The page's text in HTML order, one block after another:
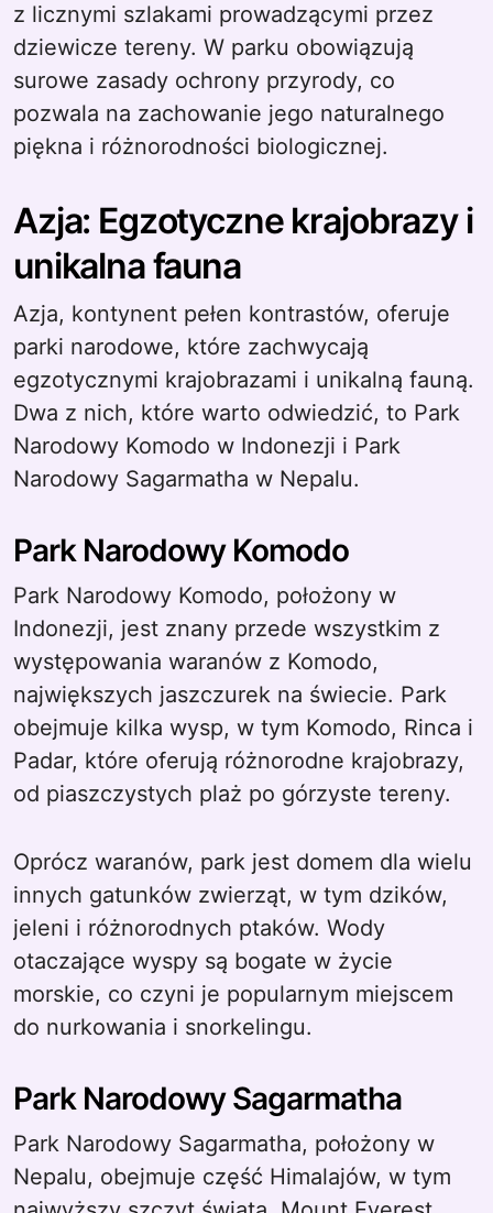
z licznymi szlakami prowadzącymi przez
dziewicze tereny. W parku obowiązują
surowe zasady ochrony przyrody, co
pozwala na zachowanie jego naturalnego
piękna i różnorodności biologicznej.
Azja: Egzotyczne krajobrazy i
unikalna fauna
Azja, kontynent pełen kontrastów, oferuje
parki narodowe, które zachwycają
egzotycznymi krajobrazami i unikalną fauną.
Dwa z nich, które warto odwiedzić, to Park
Narodowy Komodo w Indonezji i Park
Narodowy Sagarmatha w Nepalu.
Park Narodowy Komodo
Park Narodowy Komodo, położony w
Indonezji, jest znany przede wszystkim z
występowania waranów z Komodo,
największych jaszczurek na świecie. Park
obejmuje kilka wysp, w tym Komodo, Rinca i
Padar, które oferują różnorodne krajobrazy,
od piaszczystych plaż po górzyste tereny.
Oprócz waranów, park jest domem dla wielu
innych gatunków zwierząt, w tym dzików,
jeleni i różnorodnych ptaków. Wody
otaczające wyspy są bogate w życie
morskie, co czyni je popularnym miejscem
do nurkowania i snorkelingu.
Park Narodowy Sagarmatha
Park Narodowy Sagarmatha, położony w
Nepalu, obejmuje część Himalajów, w tym